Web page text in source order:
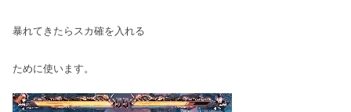
暴れてきたらスカ確を入れる
ために使います。